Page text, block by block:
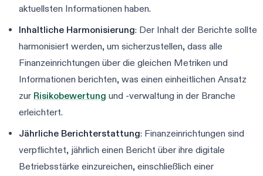
aktuellsten Informationen haben.
Inhaltliche Harmonisierung: Der Inhalt der Berichte sollte
harmonisiert werden, um sicherzustellen, dass alle
Finanzeinrichtungen über die gleichen Metriken und
Informationen berichten, was einen einheitlichen Ansatz
zur Risikobewertung und -verwaltung in der Branche
erleichtert.
Jährliche Berichterstattung: Finanzeinrichtungen sind
verpflichtet, jährlich einen Bericht über ihre digitale
Betriebsstärke einzureichen, einschließlich einer